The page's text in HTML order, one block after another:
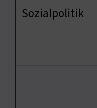
Sozialpolitik